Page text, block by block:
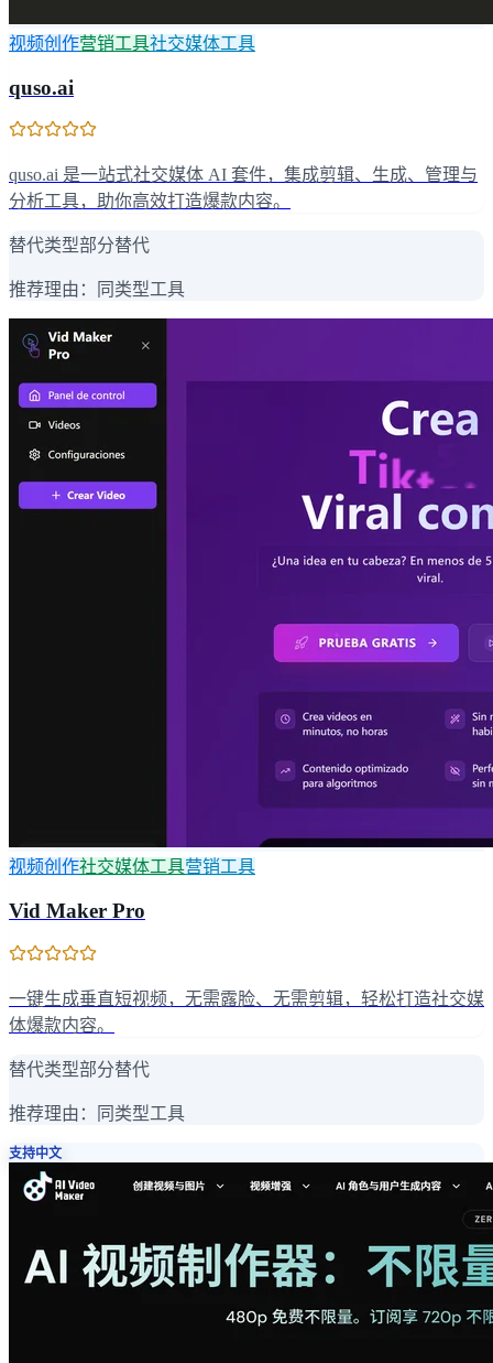
视频创作营销工具社交媒体工具
quso.ai
quso.ai 是一站式社交媒体 AI 套件，集成剪辑、生成、管理与
分析工具，助你高效打造爆款内容。
替代类型部分替代
推荐理由： 同类型工具
视频创作社交媒体工具营销工具
Vid Maker Pro
一键生成垂直短视频，无需露脸、无需剪辑，轻松打造社交媒
体爆款内容。
替代类型部分替代
推荐理由： 同类型工具
支持中文